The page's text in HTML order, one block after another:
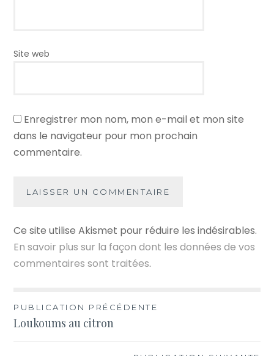
Site web
Enregistrer mon nom, mon e-mail et mon site
dans le navigateur pour mon prochain
commentaire.
Ce site utilise Akismet pour réduire les indésirables.
En savoir plus sur la façon dont les données de vos
commentaires sont traitées.
Navigation
de
PUBLICATION PRÉCÉDENTE
Loukoums au citron